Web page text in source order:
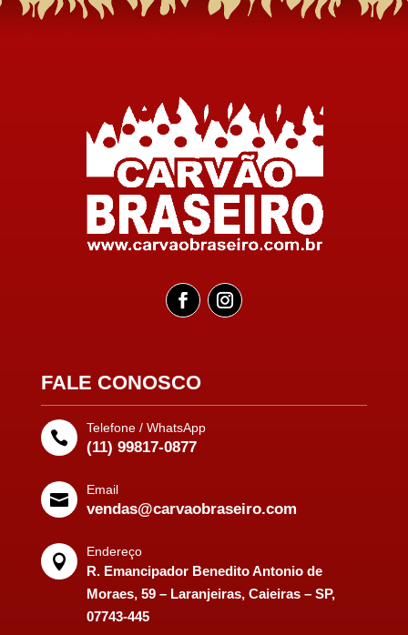
FALE CONOSCO

Telefone / WhatsApp
(11) 99817-0877

Email
vendas@carvaobraseiro.com

Endereço
R. Emancipador Benedito Antonio de
Moraes, 59 – Laranjeiras, Caieiras – SP,
07743-445